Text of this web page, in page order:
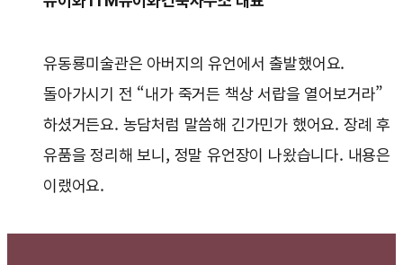
유동룡미술관은 아버지의 유언에서 출발했어요.
돌아가시기 전 “내가 죽거든 책상 서랍을 열어보거라”
하셨거든요. 농담처럼 말씀해 긴가민가 했어요. 장례 후
유품을 정리해 보니, 정말 유언장이 나왔습니다. 내용은
이랬어요.